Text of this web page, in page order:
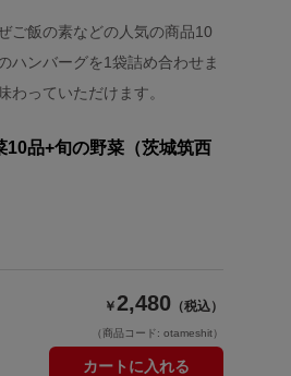
ご飯の素などの人気の商品10
ハンバーグを1袋詰め合わせま
っていただけます。
10品+旬の野菜（茨城筑西
￥2,480 （税込）
（商品コード: otameshit）
カートに入れる